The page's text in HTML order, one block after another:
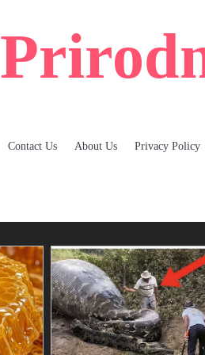
Contact Us About Us Privacy Policy